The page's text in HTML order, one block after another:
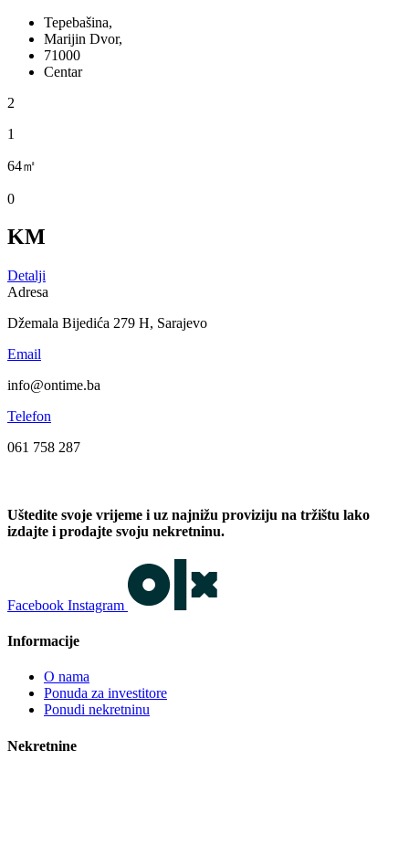
Tepebašina,
Marijin Dvor,
71000
Centar
2
1
64㎡
0
KM
Detalji
Adresa
Džemala Bijedića 279 H, Sarajevo
Email
info@ontime.ba
Telefon
061 758 287
Uštedite svoje vrijeme i uz najnižu proviziju na tržištu lako
izdajte i prodajte svoju nekretninu.
Facebook Instagram
Informacije
O nama
Ponuda za investitore
Ponudi nekretninu
Nekretnine